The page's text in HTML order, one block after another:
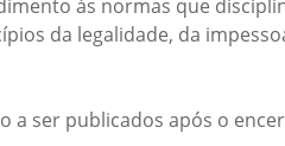
às normas que
da legalidade, da
ser publicados após o